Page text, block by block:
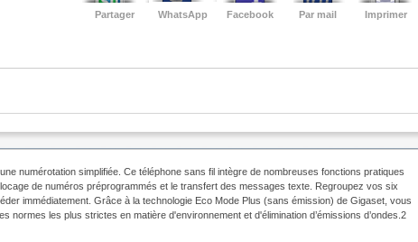
Partager WhatsApp Facebook Par mail Imprimer
numérotation simplifiée. Ce téléphone sans fil intègre de nombreuses fonctions pratiques
de numéros préprogrammés et le transfert des messages texte. Regroupez vos six
immédiatement. Grâce à la technologie Eco Mode Plus (sans émission) de Gigaset, vous
normes les plus strictes en matière d'environnement et d'élimination d’émissions d’ondes.2